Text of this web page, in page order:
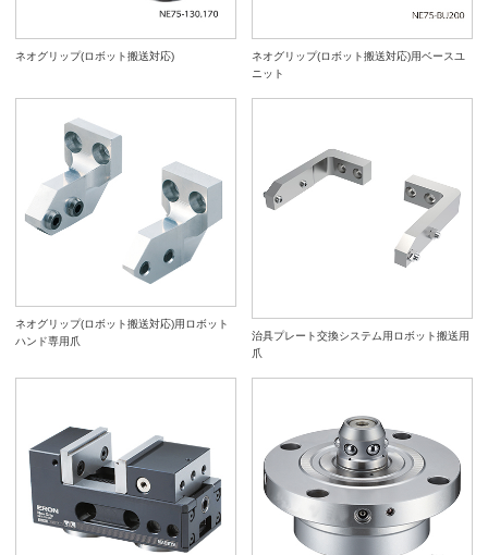
ネオグリップ(ロボット搬送対応)
ネオグリップ(ロボット搬送対応)用ベースユ
ニット
ネオグリップ(ロボット搬送対応)用ロボット
ハンド専用爪
治具プレート交換システム用ロボット搬送用
爪